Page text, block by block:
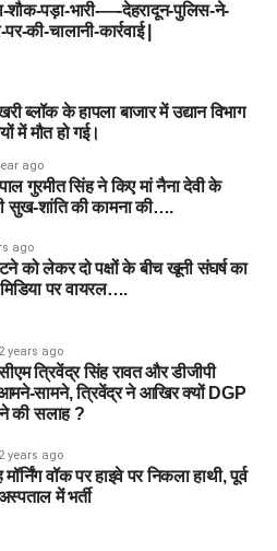
शौक-पड़ा-भारी-—-देहरादून-पुलिस-ने-
की-चालानी-कार्रवाई |
ब्लॉक के हापला बाजार में उद्यान विभाग
में मौत हो गई।
ago
गुरमीत सिंह ने किए मां नैना देवी के
सुख-शांति की कामना की….
ago
को लेकर दो पक्षों के बीच खूनी संघर्ष का
पर वायरल….
2 years ago
त्रिवेंद्र सिंह रावत और डीजीपी
सामने, त्रिवेंद्र ने आखिर क्यों DGP
की सलाह ?
2 years ago
वॉक पर हाइवे पर निकला हाथी, पूर्व
में भर्ती